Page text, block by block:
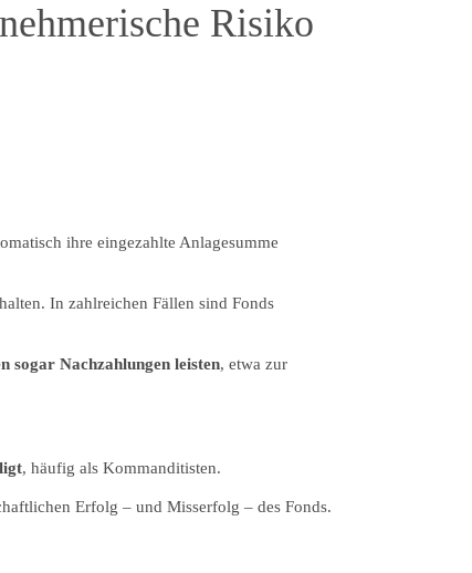
Risiko
ihre eingezahlte Anlagesumme
In zahlreichen Fällen sind Fonds
sogar Nachzahlungen leisten, etwa zur
, häufig als Kommanditisten.
Erfolg – und Misserfolg – des Fonds.